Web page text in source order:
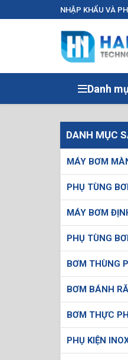
NHẬP KHẨU VÀ
Danh
DANH MỤC
MÁY BƠM
PHỤ TÙNG
MÁY BƠM
PHỤ TÙNG
BƠM THÙNG
BƠM BÁNH
BƠM THỰC
PHỤ KIỆN